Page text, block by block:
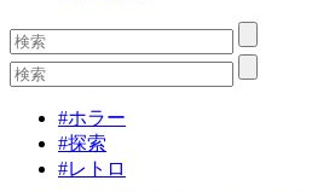
#ホラー
#探索
#レトロ